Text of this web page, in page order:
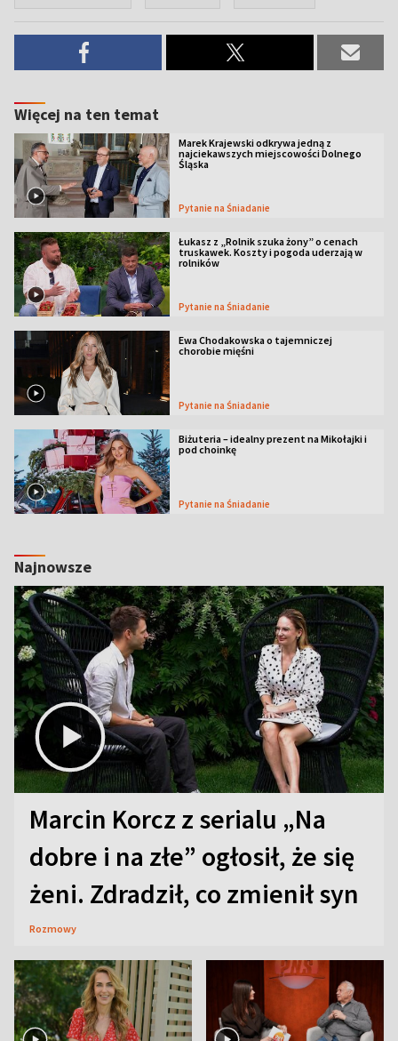
Więcej na ten temat
Marek Krajewski odkrywa jedną z
najciekawszych miejscowości Dolnego
Śląska
Pytanie na Śniadanie
Łukasz z „Rolnik szuka żony” o cenach
truskawek. Koszty i pogoda uderzają w
rolników
Pytanie na Śniadanie
Ewa Chodakowska o tajemniczej
chorobie mięśni
Pytanie na Śniadanie
Biżuteria – idealny prezent na Mikołajki i
pod choinkę
Pytanie na Śniadanie
Najnowsze
Marcin Korcz z serialu „Na
dobre i na złe” ogłosił, że się
żeni. Zdradził, co zmienił syn
Rozmowy